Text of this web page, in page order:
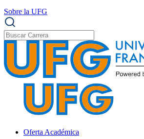
Sobre la UFG
Oferta Académica